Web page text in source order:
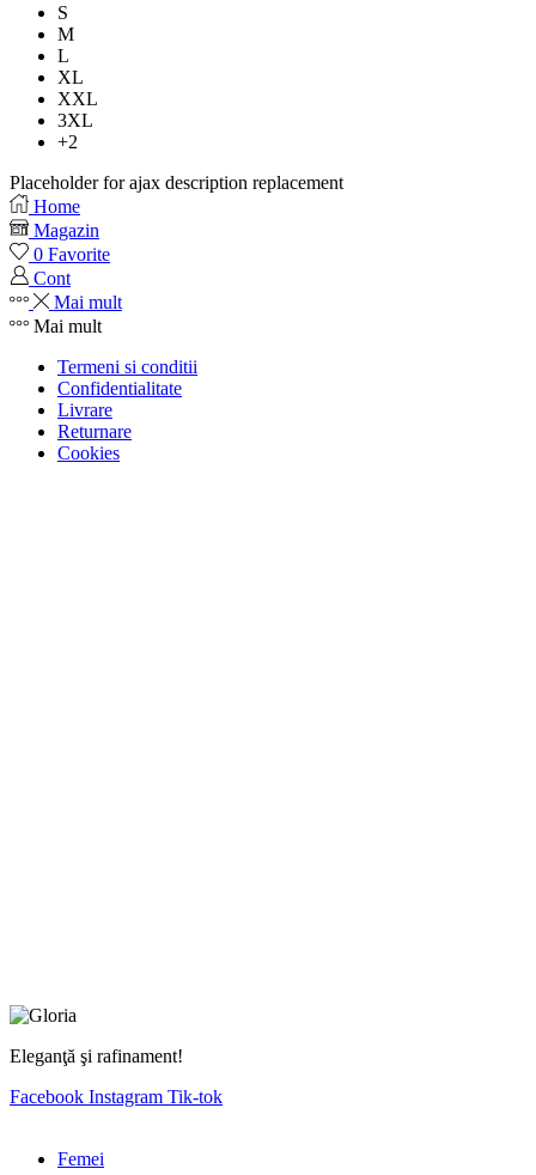
S
M
L
XL
XXL
3XL
+2
Placeholder for ajax description replacement
Home
Magazin
0 Favorite
Cont
Mai mult
Mai mult
Termeni si conditii
Confidentialitate
Livrare
Returnare
Cookies
Eleganţă şi rafinament!
Facebook Instagram Tik-tok
Femei